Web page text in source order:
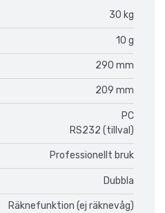
30 kg
10 g
290 mm
209 mm
PC
RS232 (tillval)
Professionellt bruk
Dubbla
Räknefunktion (ej räknevåg)